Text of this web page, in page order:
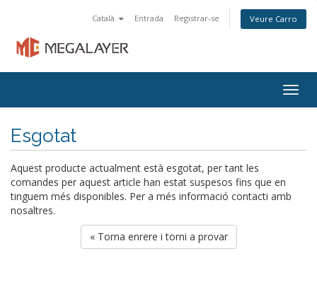
Català Entrada Registrar-se Veure Carro
Esgotat
Aquest producte actualment està esgotat, per tant les
comandes per aquest article han estat suspesos fins que en
tinguem més disponibles. Per a més informació contacti amb
nosaltres.
« Torna enrere i torni a provar